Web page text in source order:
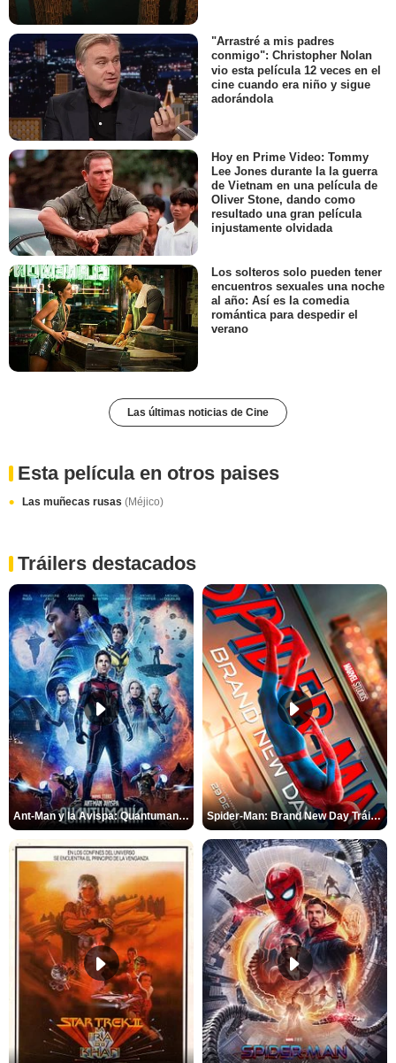
"Arrastré a mis padres
conmigo": Christopher Nolan
vio esta película 12 veces en el
cine cuando era niño y sigue
adorándola
Hoy en Prime Video: Tommy
Lee Jones durante la la guerra
de Vietnam en una película de
Oliver Stone, dando como
resultado una gran película
injustamente olvidada
Los solteros solo pueden tener
encuentros sexuales una noche
al año: Así es la comedia
romántica para despedir el
verano
Las últimas noticias de Cine
Esta película en otros paises
Las muñecas rusas (Méjico)
Tráilers destacados
Ant-Man y la Avispa: Quantumanía Tráiler (2) Spider-Man: Brand New Day Tráiler (3)